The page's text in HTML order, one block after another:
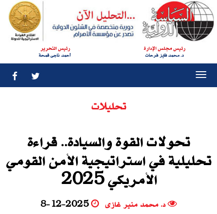
رئيس مجلس الإدارة
د. محمد فايز فرحات
رئيس التحرير
أحمد ناجى قمحة
تحليلات
تحولات القوة والسيادة.. قراءة
تحليلية في استراتيجية الأمن القومي
الأمريكي 2025
د. محمد منير غازى 8-12-2025